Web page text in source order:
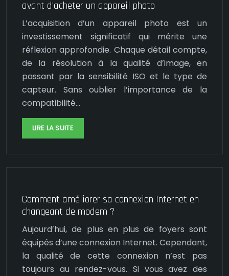
avant d’acheter un appareil photo
L’acquisition d’un appareil photo est un
investissement significatif qui mérite une
réflexion approfondie. Chaque détail compte,
de la résolution à la qualité d’image, en
passant par la sensibilité ISO et le type de
capteur. Sans oublier l’importance de la
compatibilité…
LIRE LA SUITE
Comment améliorer sa connexion Internet en
changeant de modem ?
Aujourd’hui, de plus en plus de foyers sont
équipés d’une connexion Internet. Cependant,
la qualité de cette connexion n’est pas
toujours au rendez-vous. Si vous avez des